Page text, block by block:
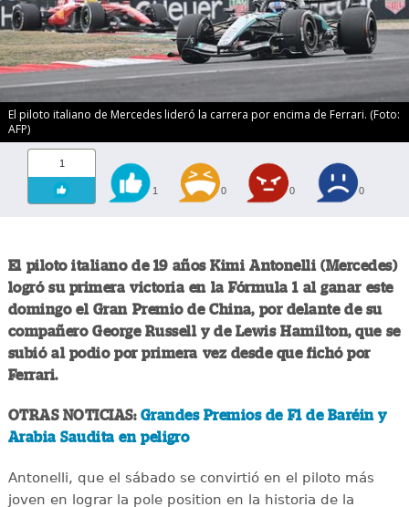
El piloto italiano de Mercedes lideró la carrera por encima de Ferrari. (Foto:
AFP)
1
1 0 0 0
El piloto italiano de 19 años Kimi Antonelli (Mercedes)
logró su primera victoria en la Fórmula 1 al ganar este
domingo el Gran Premio de China, por delante de su
compañero George Russell y de Lewis Hamilton, que se
subió al podio por primera vez desde que fichó por
Ferrari.
OTRAS NOTICIAS: Grandes Premios de F1 de Baréin y
Arabia Saudita en peligro
Antonelli, que el sábado se convirtió en el piloto más
joven en lograr la pole position en la historia de la